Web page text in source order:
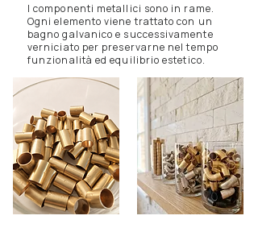
I componenti metallici sono in rame.
Ogni elemento viene trattato con un
bagno galvanico e successivamente
verniciato per preservarne nel tempo
funzionalità ed equilibrio estetico.